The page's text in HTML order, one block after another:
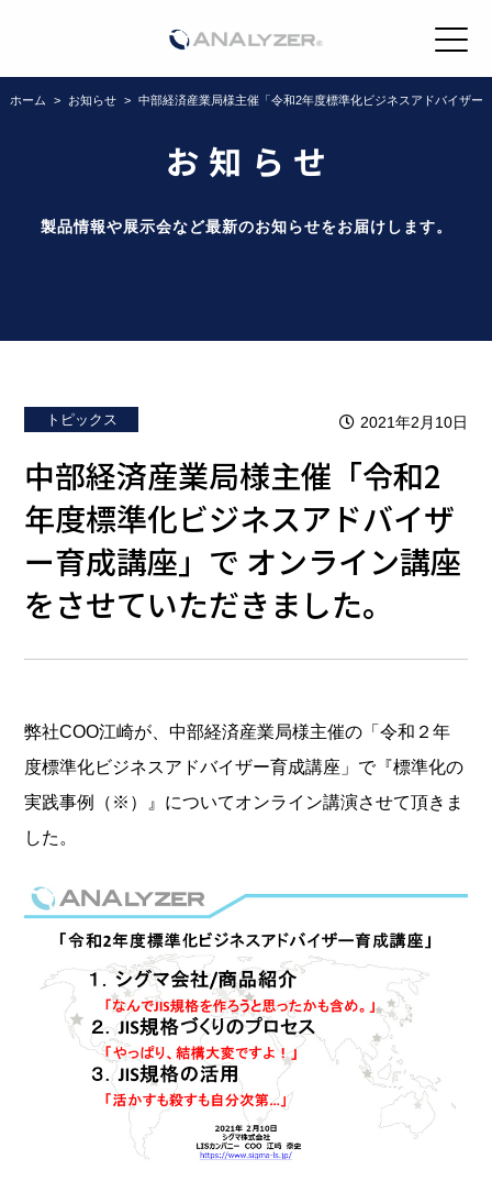
ホーム > お知らせ > 中部経済産業局様主催「令和2年度標準化ビジネスアドバイザ
お知らせ
製品情報や展示会など最新のお知らせをお届けします。
トピックス 2021年2月10日
中部経済産業局様主催「令和2
年度標準化ビジネスアドバイザ
ー育成講座」で オンライン講座
をさせていただきました。
弊社COO江崎が、中部経済産業局様主催の「令和２年
度標準化ビジネスアドバイザー育成講座」で『標準化の
実践事例（※）』についてオンライン講演させて頂きま
した。